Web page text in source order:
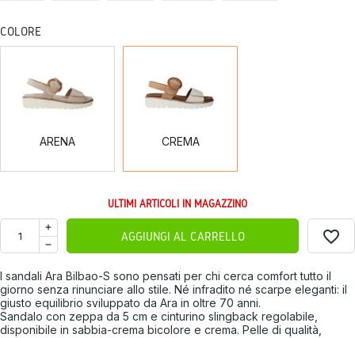
COLORE
ARENA CREMA
ULTIMI ARTICOLI IN MAGAZZINO
AGGIUNGI AL CARRELLO favorite_border
I sandali Ara Bilbao-S sono pensati per chi cerca comfort tutto il
giorno senza rinunciare allo stile. Né infradito né scarpe eleganti: il
giusto equilibrio sviluppato da Ara in oltre 70 anni.
Sandalo con zeppa da 5 cm e cinturino slingback regolabile,
disponibile in sabbia-crema bicolore e crema. Pelle di qualità,